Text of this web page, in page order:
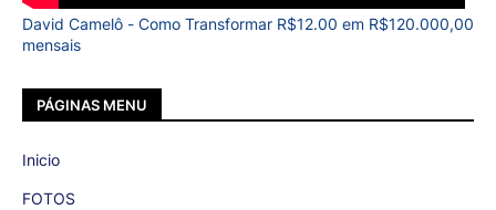
David Camelô - Como Transformar R$12.00 em R$120.000,00
mensais
PÁGINAS MENU
Inicio
FOTOS